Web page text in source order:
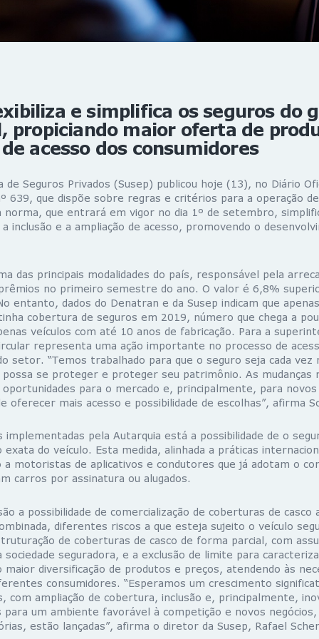
e simplifica os seguros do
propiciando maior oferta de
acesso dos consumidores
de Seguros Privados (Susep) publicou hoje (13), no Diário
639, que dispõe sobre regras e critérios para a operação
norma, que entrará em vigor no dia 1º de setembro,
inclusão e a ampliação de acesso, promovendo o
das principais modalidades do país, responsável pela
no primeiro semestre do ano. O valor é 6,8%
entanto, dados do Denatran e da Susep indicam que
cobertura de seguros em 2019, número que chega a
veículos com até 10 anos de fabricação. Para a
representa uma ação importante no processo de
setor. “Temos trabalhado para que o seguro seja cada vez
possa se proteger e proteger seu patrimônio. As mudanças
para o mercado e, principalmente, para
oferecer mais acesso e possibilidade de escolhas”, afirma
implementadas pela Autarquia está a possibilidade de o
exata do veículo. Esta medida, alinhada a práticas
a motoristas de aplicativos e condutores que já adotam o
carros por assinatura ou alugados.
a possibilidade de comercialização de coberturas de casco
diferentes riscos a que esteja sujeito o veículo
de coberturas de casco de forma parcial, com
seguradora, e a exclusão de limite para
diversificação de produtos e preços, atendendo às
consumidores. “Esperamos um crescimento
com ampliação de cobertura, inclusão e, principalmente,
para um ambiente favorável à competição e novos
estão lançadas”, afirma o diretor da Susep, Rafael